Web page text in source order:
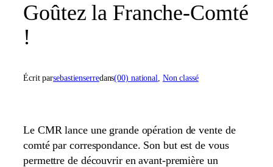
Goûtez la Franche-Comté
!
Écrit parsebastienserredans(00) national, Non classé
Le CMR lance une grande opération de vente de
comté par correspondance. Son but est de vous
permettre de découvrir en avant-première un